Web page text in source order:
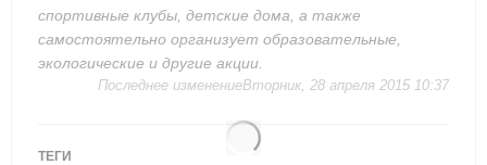
спортивные клубы, детские дома, а также
самостоятельно организует образовательные,
экологические и другие акции.
Последнее изменениеВторник, 28 апреля 2015 10:37
ТЕГИ